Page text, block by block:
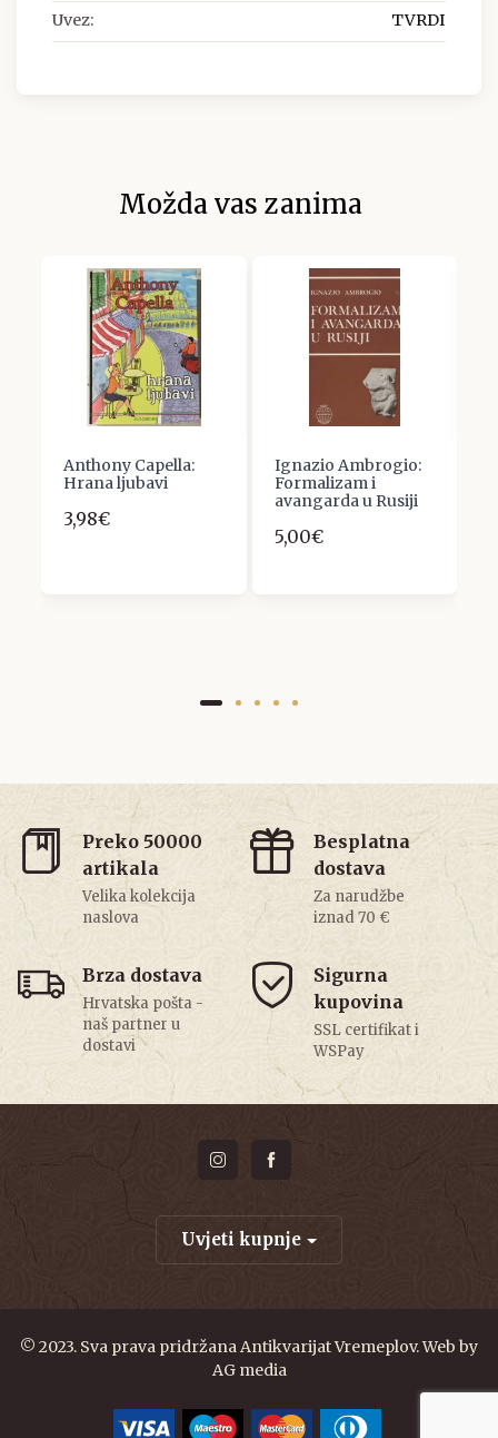
Uvez: TVRDI
Možda vas zanima
Anthony Capella:
Hrana ljubavi
3,98€
Ignazio Ambrogio:
Formalizam i
avangarda u Rusiji
5,00€
Preko 50000
artikala
Velika kolekcija
naslova
Besplatna
dostava
Za narudžbe
iznad 70 €
Brza dostava
Hrvatska pošta -
naš partner u
dostavi
Sigurna
kupovina
SSL certifikat i
WSPay
Uvjeti kupnje
© 2023. Sva prava pridržana Antikvarijat Vremeplov. Web by
AG media